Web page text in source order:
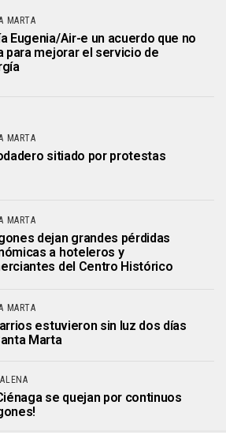
MARTA
Eugenia/Air-e un acuerdo que no
para mejorar el servicio de
MARTA
sitiado por protestas
MARTA
dejan grandes pérdidas
a hoteleros y
del Centro Histórico
MARTA
estuvieron sin luz dos días
Marta
se quejan por continuos